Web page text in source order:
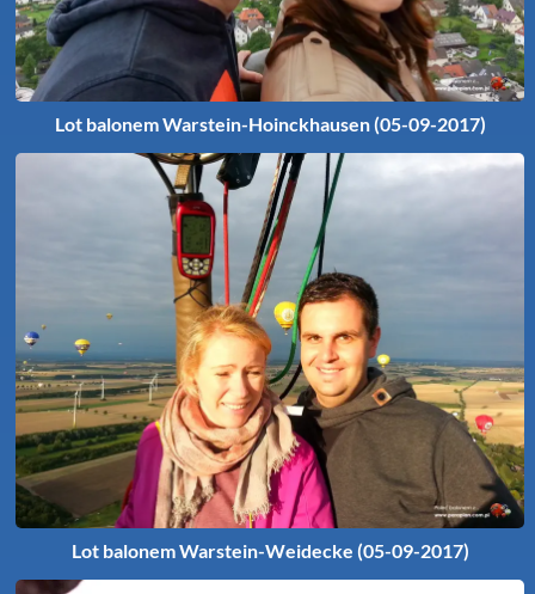
Lot balonem Warstein-Hoinckhausen (05-09-2017)
Lot balonem Warstein-Weidecke (05-09-2017)